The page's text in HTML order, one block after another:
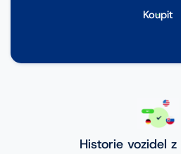
Koupit
Historie vozidel z